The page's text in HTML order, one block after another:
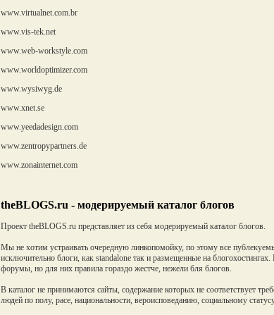
www.virtualnet.com.br
www.vis-tek.net
www.web-workstyle.com
www.worldoptimizer.com
www.wysiwyg.de
www.xnet.se
www.yeedadesign.com
www.zentropypartners.de
www.zonainternet.com
theBLOGS.ru - модерируемый каталог блогов
Проект theBLOGS.ru представляет из себя модерируемый каталог блогов.
Мы не хотим устраивать очередную линкопомойку, по этому все
исключительно блоги, как standalone так и размещенные на
форумы, но для них правила гораздо жестче, нежели бля блогов.
В каталог не принимаются сайты, содержание которых не соответствует
людей по полу, расе, национальности, вероисповеданию, социальному